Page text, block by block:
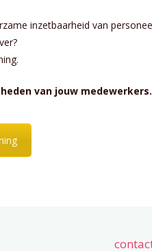
inzetbaarheid van
van jouw medewerkers.